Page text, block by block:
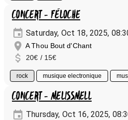
CONCERT - FÉLOCHE
Saturday, Oct 18, 2025,
A Thou Bout d'Chant
20€ / 15€
rock musique electronique
CONCERT - MELISSMELL
Thursday, Oct 16, 2025,